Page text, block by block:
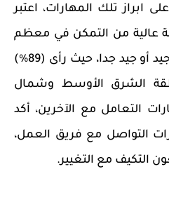
ابراز تلك المهارات، اعتبر
عالية من التمكن في معظم
تلك المهارات وبمستوى جيد أو جيد جدا، حيث رأى (89%)
الشرق الأوسط وشمال
التعامل مع الآخرين، أكد
التواصل مع فريق العمل،